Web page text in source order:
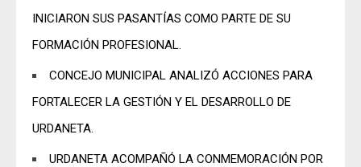
INICIARON SUS PASANTÍAS COMO PARTE DE SU
FORMACIÓN PROFESIONAL.
CONCEJO MUNICIPAL ANALIZÓ ACCIONES PARA
FORTALECER LA GESTIÓN Y EL DESARROLLO DE
URDANETA.
URDANETA ACOMPAÑÓ LA CONMEMORACIÓN POR